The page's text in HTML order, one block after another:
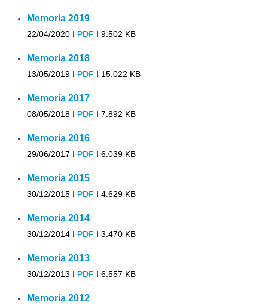
Memoria 2019
22/04/2020 I PDF I 9.502 KB
Memoria 2018
13/05/2019 I PDF I 15.022 KB
Memoria 2017
08/05/2018 I PDF I 7.892 KB
Memoria 2016
29/06/2017 I PDF I 6.039 KB
Memoria 2015
30/12/2015 I PDF I 4.629 KB
Memoria 2014
30/12/2014 I PDF I 3.470 KB
Memoria 2013
30/12/2013 I PDF I 6.557 KB
Memoria 2012